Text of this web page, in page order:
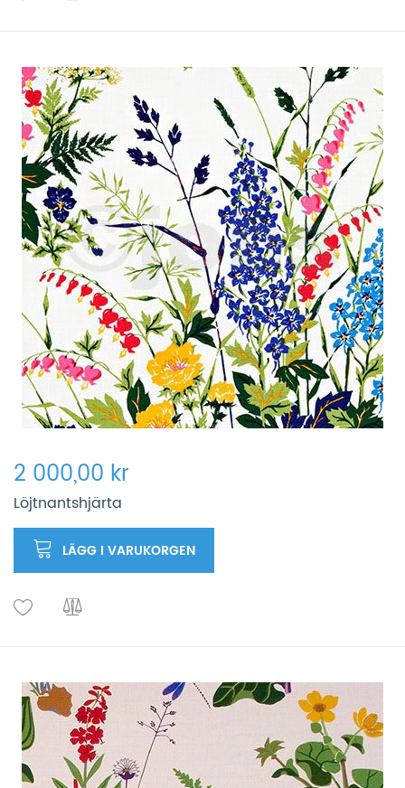
2 000,00 kr
Löjtnantshjärta
LÄGG I VARUKORGEN